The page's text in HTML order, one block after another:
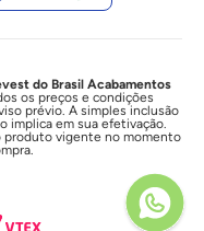
do Brasil Acabamentos
os preços e condições
prévio. A simples inclusão
implica em sua efetivação.
produto vigente no momento